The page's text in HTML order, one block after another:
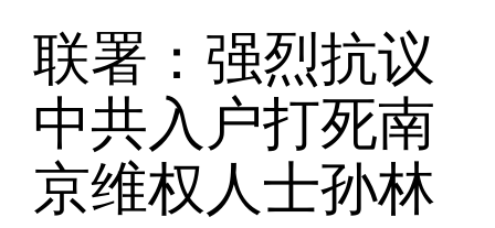
联署：强烈抗议
中共入户打死南
京维权人士孙林